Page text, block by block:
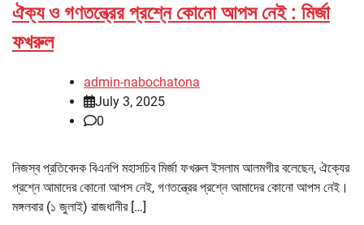
ঐক্য ও গণতন্ত্রের প্রশ্নে কোনো আপস নেই : মির্জা
ফখরুল
admin-nabochatona
July 3, 2025
0
নিজস্ব প্রতিবেদক বিএনপি মহাসচিব মির্জা ফখরুল ইসলাম আলমগীর বলেছেন, ঐক্যের
প্রশ্নে আমাদের কোনো আপস নেই, গণতন্ত্রের প্রশ্নে আমাদের কোনো আপস নেই।
মঙ্গলবার (১ জুলাই) রাজধানীর […]